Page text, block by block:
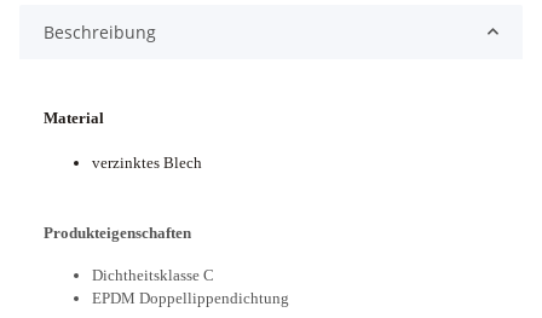
Beschreibung
Material
verzinktes Blech
Produkteigenschaften
Dichtheitsklasse C
EPDM Doppellippendichtung